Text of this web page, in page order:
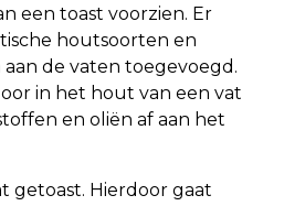
een toast voorzien. Er
houtsoorten en
de vaten toegevoegd.
in het hout van een vat
en oliën af aan het
getoast. Hierdoor gaat